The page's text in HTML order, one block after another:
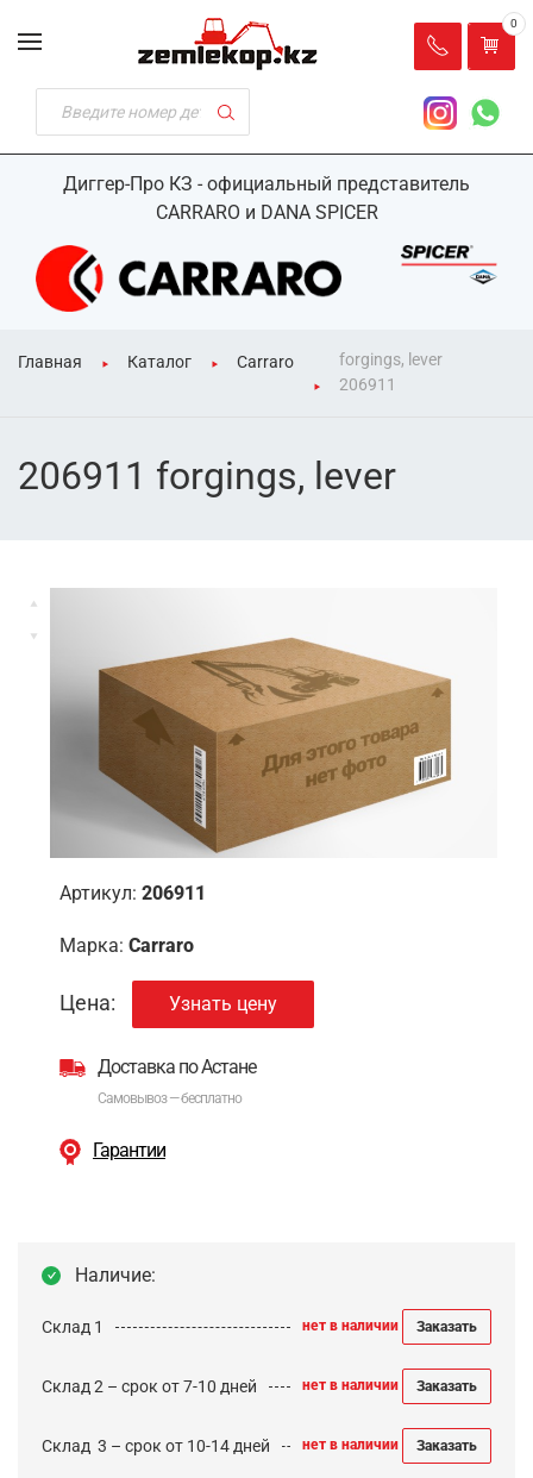
Диггер-Про КЗ - официальный представитель
CARRARO и DANA SPICER
0
Главная Каталог Carraro
forgings, lever
206911
206911 forgings, lever
Артикул: 206911
Марка: Carraro
Цена: Узнать цену
Доставка по Астане
Самовывоз — бесплатно
Гарантии
Наличие:
Склад 1 нет в наличии Заказать
Склад 2 – срок от 7-10 дней нет в наличии Заказать
Cклад 3 – срок от 10-14 дней нет в наличии Заказать